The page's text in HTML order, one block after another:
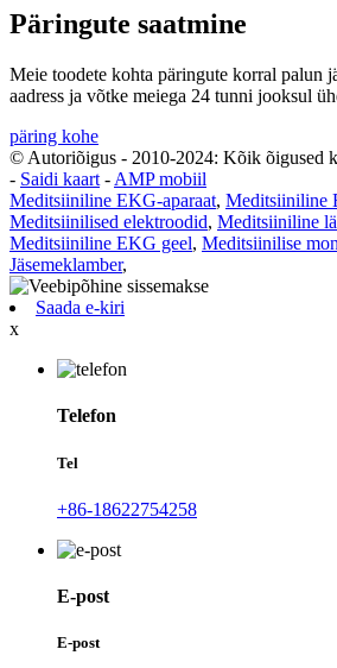
Päringute saatmine
Meie toodete kohta päringute korral palun
aadress ja võtke meiega 24 tunni jooksul
päring kohe
© Autoriõigus - 2010-2024: Kõik õigused
- Saidi kaart - AMP mobiil
Meditsiiniline EKG-aparaat, Meditsiiniline
Meditsiinilised elektroodid, Meditsiiniline
Meditsiiniline EKG geel, Meditsiinilise
Jäsemeklamber,
Saada e-kiri
x
Telefon
Tel
+86-18622754258
E-post
E-post